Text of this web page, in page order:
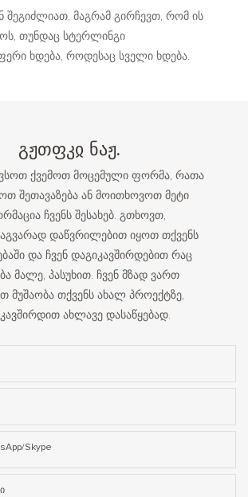
შეგიძლიათ, მაგრამ გირჩევთ, რომ ის
თუნდაც სტერლინგი
ხდება, როდესაც სველი ხდება.
Გჟთფკჲ Ნაჟ.
ქვემოთ მოცემული ფორმა, რათა
შეთავაზება ან მოითხოვოთ მეტი
ჩვენს შესახებ. გთხოვთ,
დაწვრილებით იყოთ თქვენს
და ჩვენ დაგიკავშირდებით რაც
მალე, პასუხით. ჩვენ მზად ვართ
მუშაობა თქვენს ახალ პროექტზე,
ახლავე დასაწყებად.
Skype